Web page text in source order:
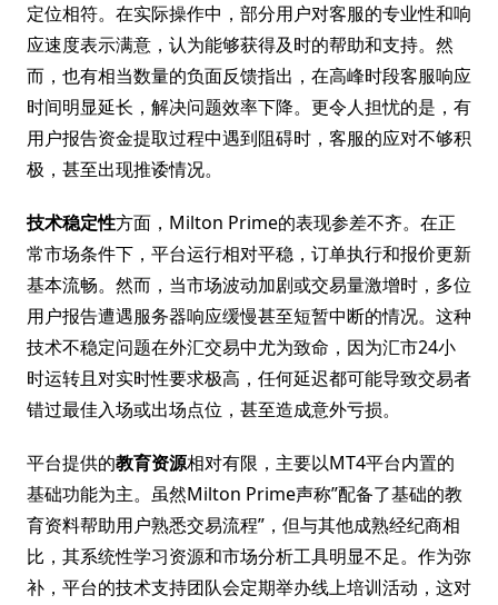
定位相符。在实际操作中，部分用户对客服的专业性和响
应速度表示满意，认为能够获得及时的帮助和支持。然
而，也有相当数量的负面反馈指出，在高峰时段客服响应
时间明显延长，解决问题效率下降。更令人担忧的是，有
用户报告资金提取过程中遇到阻碍时，客服的应对不够积
极，甚至出现推诿情况。
技术稳定性方面，Milton Prime的表现参差不齐。在正
常市场条件下，平台运行相对平稳，订单执行和报价更新
基本流畅。然而，当市场波动加剧或交易量激增时，多位
用户报告遭遇服务器响应缓慢甚至短暂中断的情况。这种
技术不稳定问题在外汇交易中尤为致命，因为汇市24小
时运转且对实时性要求极高，任何延迟都可能导致交易者
错过最佳入场或出场点位，甚至造成意外亏损。
平台提供的教育资源相对有限，主要以MT4平台内置的
基础功能为主。虽然Milton Prime声称”配备了基础的教
育资料帮助用户熟悉交易流程”，但与其他成熟经纪商相
比，其系统性学习资源和市场分析工具明显不足。作为弥
补，平台的技术支持团队会定期举办线上培训活动，这对